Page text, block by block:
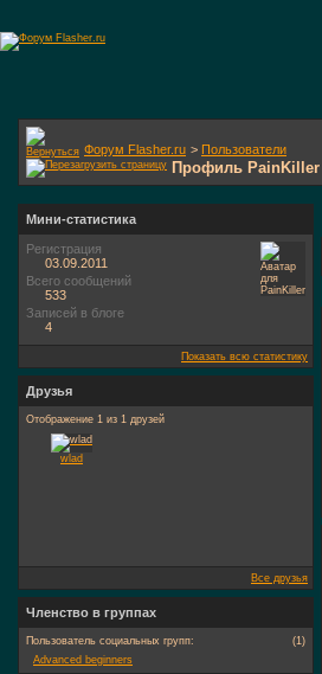
Форум Flasher.ru > Пользователи
Профиль PainKiller
Мини-статистика
Регистрация
03.09.2011
Всего сообщений
533
Записей в блоге
4
Показать всю статистику
Друзья
Отображение 1 из 1 друзей
wlad
Все друзья
Членство в группах
(1)
Пользователь социальных групп:
Advanced beginners